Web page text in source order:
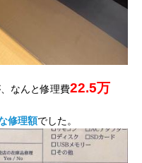
なんと修理費22.5万
修理額でした。